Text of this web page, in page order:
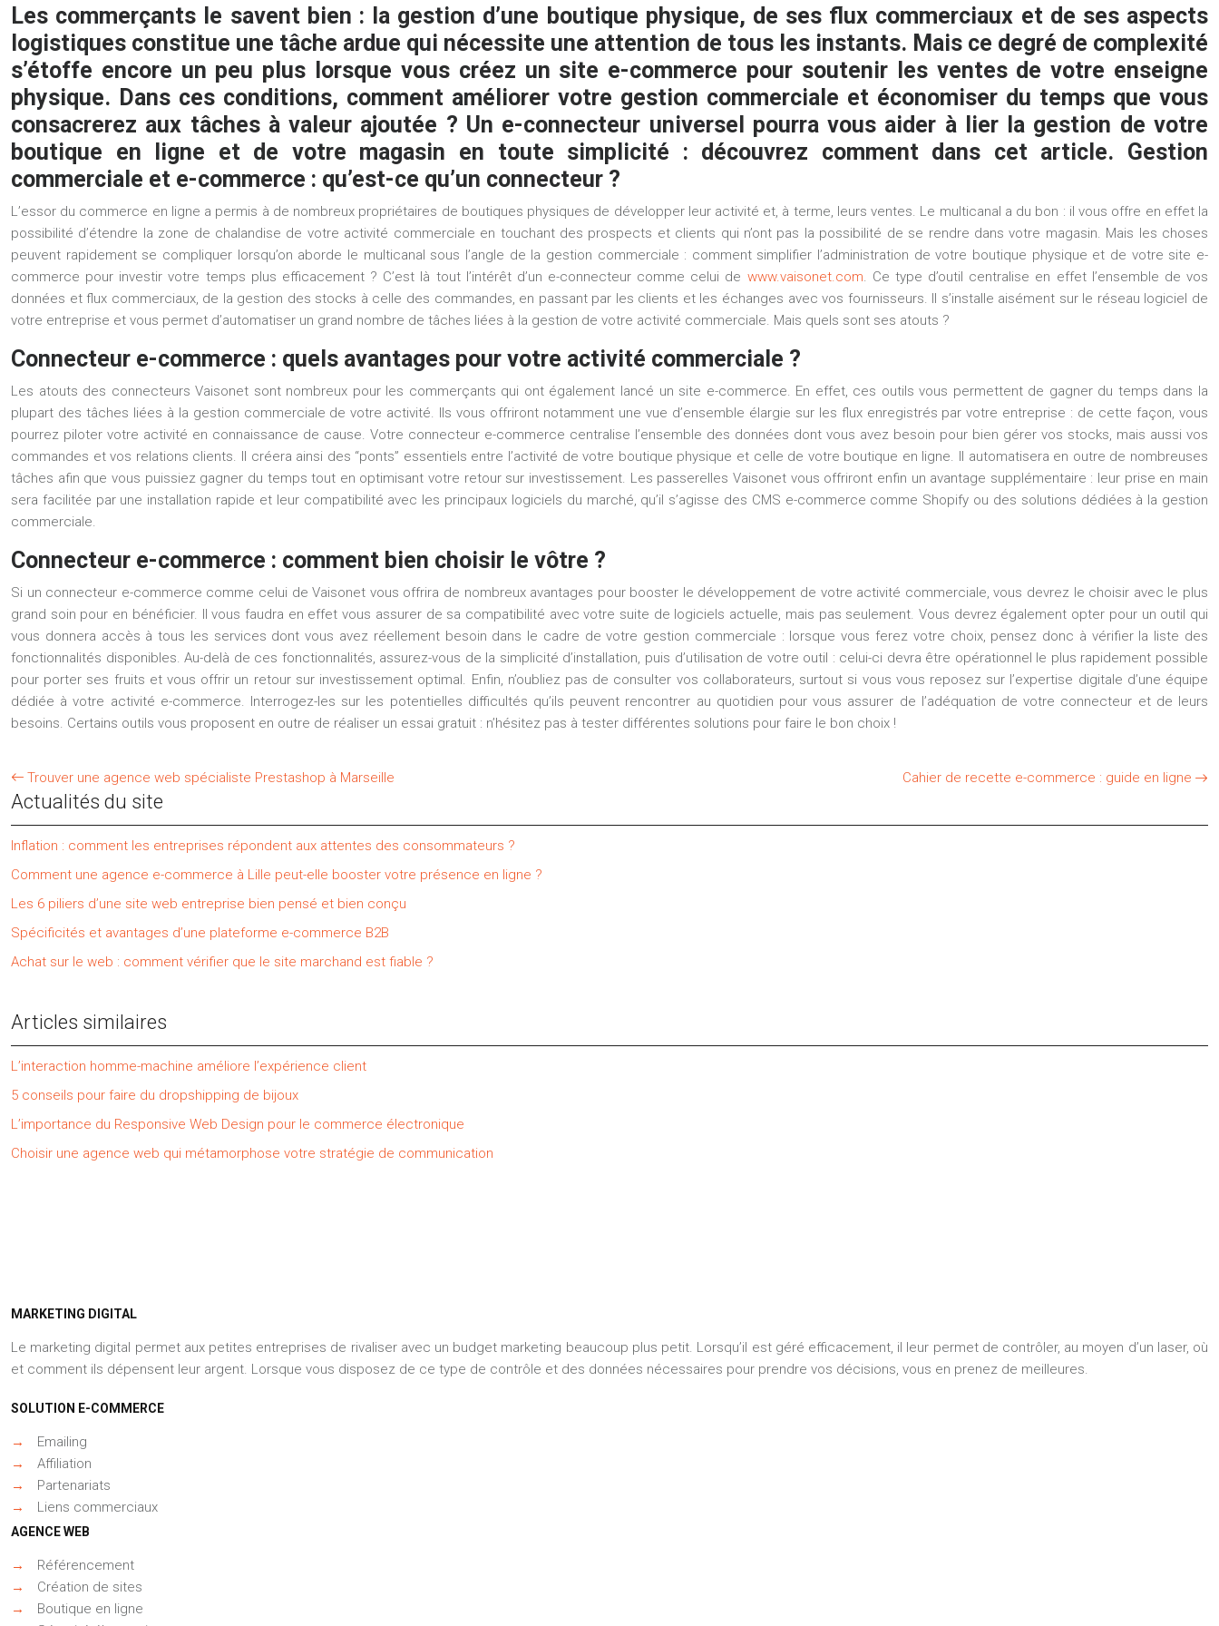
Les commerçants le savent bien : la gestion d’une boutique physique, de ses flux commerciaux et de ses aspects
logistiques constitue une tâche ardue qui nécessite une attention de tous les instants. Mais ce degré de complexité
s’étoffe encore un peu plus lorsque vous créez un site e-commerce pour soutenir les ventes de votre enseigne
physique. Dans ces conditions, comment améliorer votre gestion commerciale et économiser du temps que vous
consacrerez aux tâches à valeur ajoutée ? Un e-connecteur universel pourra vous aider à lier la gestion de votre
boutique en ligne et de votre magasin en toute simplicité : découvrez comment dans cet article. Gestion
commerciale et e-commerce : qu’est-ce qu’un connecteur ?
L’essor du commerce en ligne a permis à de nombreux propriétaires de boutiques physiques de développer leur activité et, à terme, leurs ventes. Le multicanal a du bon : il vous offre en effet la
possibilité d’étendre la zone de chalandise de votre activité commerciale en touchant des prospects et clients qui n’ont pas la possibilité de se rendre dans votre magasin. Mais les choses
peuvent rapidement se compliquer lorsqu’on aborde le multicanal sous l’angle de la gestion commerciale : comment simplifier l’administration de votre boutique physique et de votre site e-
commerce pour investir votre temps plus efficacement ? C’est là tout l’intérêt d’un e-connecteur comme celui de www.vaisonet.com. Ce type d’outil centralise en effet l’ensemble de vos
données et flux commerciaux, de la gestion des stocks à celle des commandes, en passant par les clients et les échanges avec vos fournisseurs. Il s’installe aisément sur le réseau logiciel de
votre entreprise et vous permet d’automatiser un grand nombre de tâches liées à la gestion de votre activité commerciale. Mais quels sont ses atouts ?
Connecteur e-commerce : quels avantages pour votre activité commerciale ?
Les atouts des connecteurs Vaisonet sont nombreux pour les commerçants qui ont également lancé un site e-commerce. En effet, ces outils vous permettent de gagner du temps dans la
plupart des tâches liées à la gestion commerciale de votre activité. Ils vous offriront notamment une vue d’ensemble élargie sur les flux enregistrés par votre entreprise : de cette façon, vous
pourrez piloter votre activité en connaissance de cause. Votre connecteur e-commerce centralise l’ensemble des données dont vous avez besoin pour bien gérer vos stocks, mais aussi vos
commandes et vos relations clients. Il créera ainsi des “ponts” essentiels entre l’activité de votre boutique physique et celle de votre boutique en ligne. Il automatisera en outre de nombreuses
tâches afin que vous puissiez gagner du temps tout en optimisant votre retour sur investissement. Les passerelles Vaisonet vous offriront enfin un avantage supplémentaire : leur prise en main
sera facilitée par une installation rapide et leur compatibilité avec les principaux logiciels du marché, qu’il s’agisse des CMS e-commerce comme Shopify ou des solutions dédiées à la gestion
commerciale.
Connecteur e-commerce : comment bien choisir le vôtre ?
Si un connecteur e-commerce comme celui deVaisonet vous offrira de nombreux avantages pour booster le développement de votre activité commerciale, vous devrez le choisir avec le plus
grand soin pour en bénéficier. Il vous faudra en effet vous assurer de sa compatibilité avec votre suite de logiciels actuelle, mais pas seulement. Vous devrez également opter pour un outil qui
vous donnera accès à tous les services dont vous avez réellement besoin dans le cadre de votre gestion commerciale : lorsque vous ferez votre choix, pensez donc à vérifier la liste des
fonctionnalités disponibles. Au-delà de ces fonctionnalités, assurez-vous de la simplicité d’installation, puis d’utilisation de votre outil : celui-ci devra être opérationnel le plus rapidement possible
pour porter ses fruits et vous offrir un retour sur investissement optimal. Enfin, n’oubliez pas de consulter vos collaborateurs, surtout si vous vous reposez sur l’expertise digitale d’une équipe
dédiée à votre activité e-commerce. Interrogez-les sur les potentielles difficultés qu’ils peuvent rencontrer au quotidien pour vous assurer de l’adéquation de votre connecteur et de leurs
besoins. Certains outils vous proposent en outre de réaliser un essai gratuit : n’hésitez pas à tester différentes solutions pour faire le bon choix !
Trouver une agence web spécialiste Prestashop à Marseille Cahier de recette e-commerce : guide en ligne
Actualités du site
Inflation : comment les entreprises répondent aux attentes des consommateurs ?
Comment une agence e-commerce à Lille peut-elle booster votre présence en ligne ?
Les 6 piliers d’une site web entreprise bien pensé et bien conçu
Spécificités et avantages d’une plateforme e-commerce B2B
Achat sur le web : comment vérifier que le site marchand est fiable ?
Articles similaires
L’interaction homme-machine améliore l’expérience client
5 conseils pour faire du dropshipping de bijoux
L’importance du Responsive Web Design pour le commerce électronique
Choisir une agence web qui métamorphose votre stratégie de communication
MARKETING DIGITAL
Le marketing digital permet aux petites entreprises de rivaliser avec un budget marketing beaucoup plus petit. Lorsqu’il est géré efficacement, il leur permet de contrôler, au moyen d’un laser, où
et comment ils dépensent leur argent. Lorsque vous disposez de ce type de contrôle et des données nécessaires pour prendre vos décisions, vous en prenez de meilleures.
SOLUTION E-COMMERCE
→
Emailing
→
Affiliation
→
Partenariats
→
Liens commerciaux
AGENCE WEB
→
Référencement
→
Création de sites
→
Boutique en ligne